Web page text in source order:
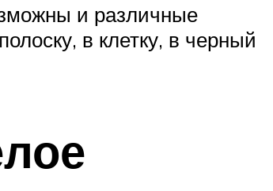
и различные
в клетку, в черный